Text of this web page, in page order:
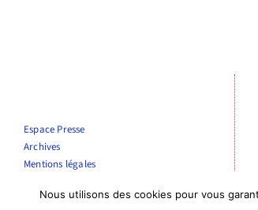
Espace Presse
Archives
Mentions légales
Nous utilisons des cookies pour vous